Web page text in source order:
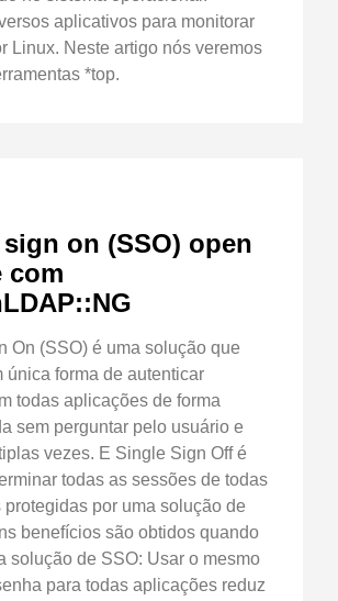
aplicativos para monitorar
Linux. Neste artigo nós veremos
*top.
on (SSO) open
com
On (SSO) é uma solução que
única forma de autenticar
todas aplicações de forma
sem perguntar pelo usuário e
vezes. E Single Sign Off é
todas as sessões de todas
por uma solução de
benefícios são obtidos quando
solução de SSO: Usar o mesmo
para todas aplicações reduz